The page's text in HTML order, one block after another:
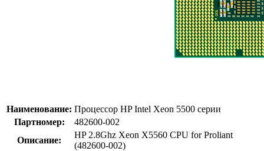
Наименование: Процессор HP Intel Xeon 5500 серии
Партномер:
482600-002
Описание:
HP 2.8Ghz Xeon X5560 CPU for Proliant
(482600-002)